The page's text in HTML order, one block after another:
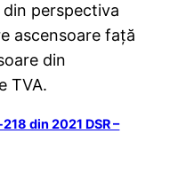
perspectiva
ascensoare față
din
TVA.
din 2021 DSR –